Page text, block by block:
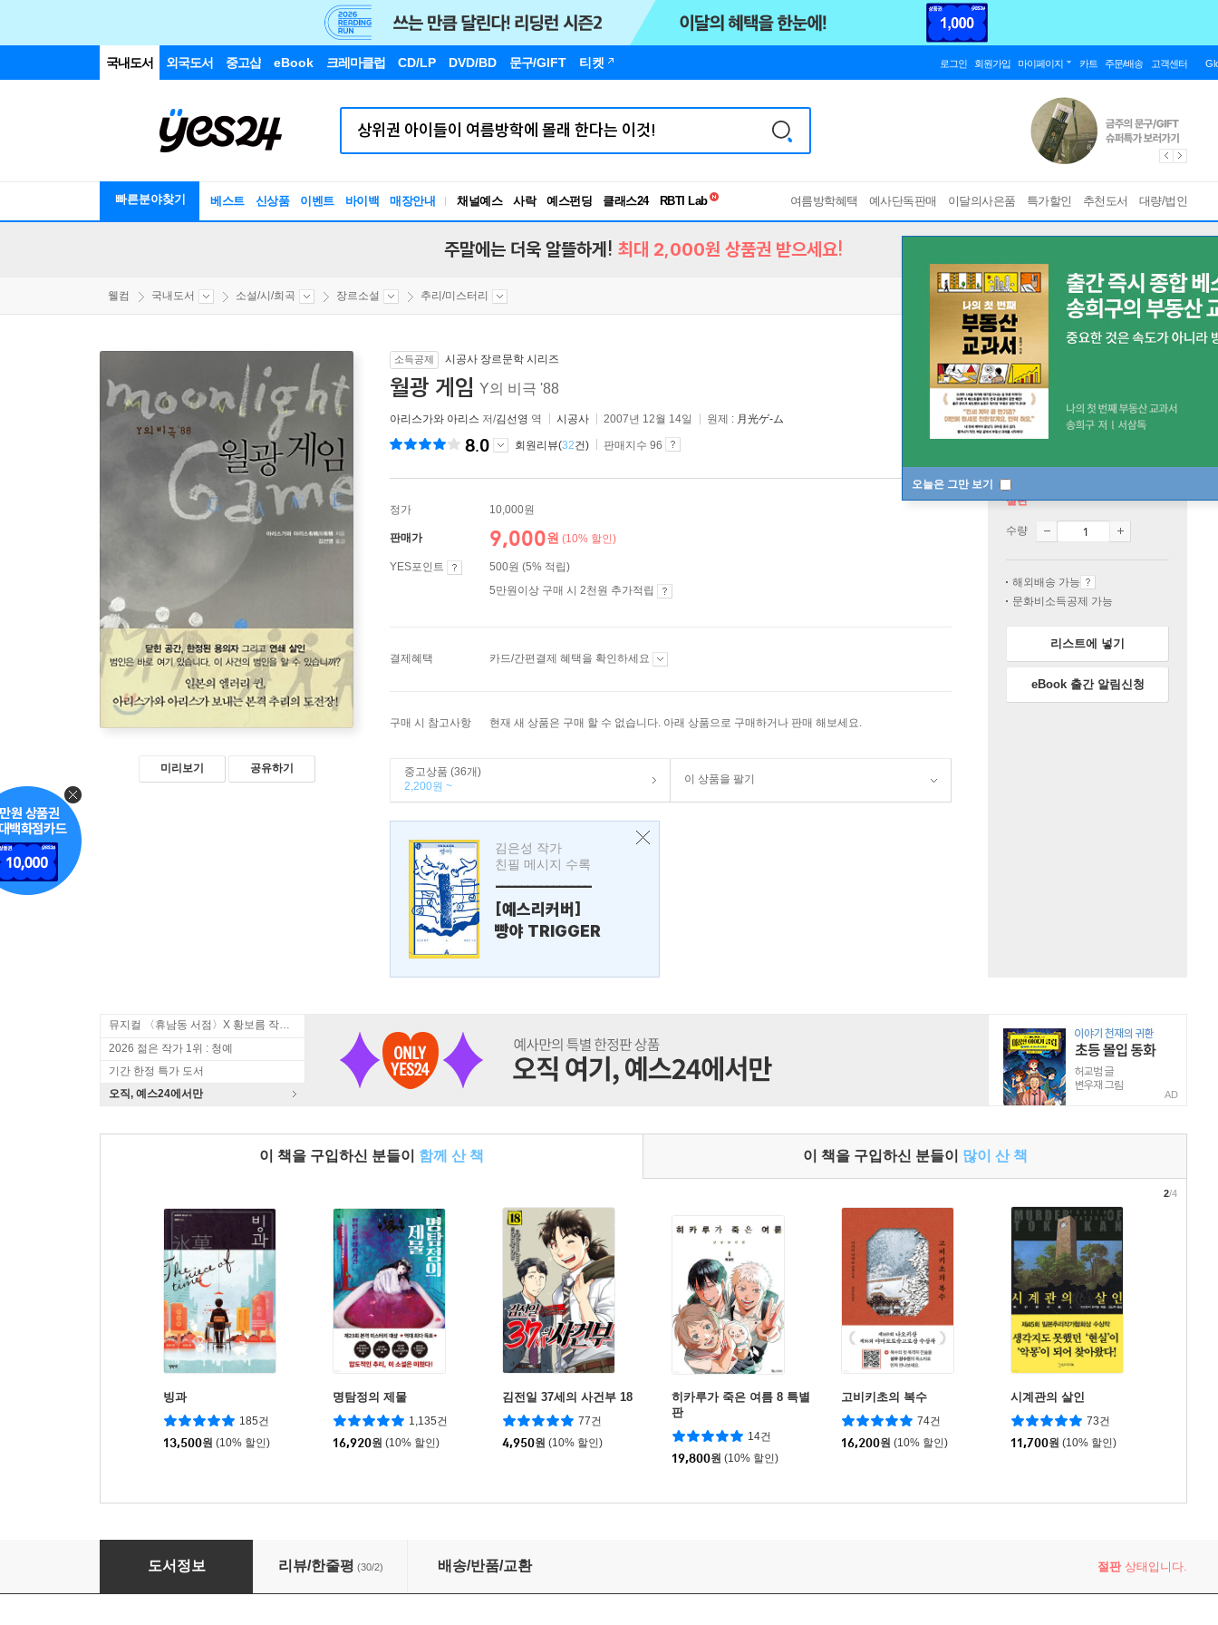
국내도서 외국도서 중고샵 eBook 크레마클럽 CD/LP DVD/BD 문구/GIFT 티켓 로그인 회원가입 마이페이지 카트 주문/배송 고객센터
빠른분야찾기 베스트 신상품 이벤트 바이백 매장안내 채널예스 사락 예스펀딩 클래스24
독서유형검사
여름방학혜택 예사단독판매 이달의사은품 특가할인 추천도서 대량/법인
오늘은 그만 보기
주말에는 더욱 알뜰하게! 최대 2,000원 상품권 받으세요!
웰컴 국내도서 소설/시/희곡 장르소설 추리/미스터리
미리보기 공유하기
소득공제 시공사 장르문학 시리즈
월광 게임 Y의 비극 '88
아리스가와 아리스 저/김선영 역 시공사 2007년 12월 14일 원제 : 月光ゲ-ム
8.0 회원리뷰(32건) 판매지수 96
정가 10,000원
판매가 9,000원 (10% 할인)
YES포인트
500원 (5% 적립)
5만원이상 구매 시 2천원 추가적립
결제혜택 카드/간편결제 혜택을 확인하세요
구매 시 참고사항 현재 새 상품은 구매 할 수 없습니다. 아래 상품으로 구매하거나 판매 해보세요.
중고상품 (36개)
2,200원 ~
이 상품을 팔기
김은성 작가
친필 메시지 수록
---------------
[예스리커버]
빵야 TRIGGER
절판
수량
해외배송 가능
문화비소득공제 가능
리스트에 넣기
eBook 출간 알림신청
뮤지컬 〈휴남동 서점〉X 황보름 작가 북토크
2026 젊은 작가 1위 : 청예
기간 한정 특가 도서
오직, 예스24에서만
AD
이 책을 구입하신 분들이 함께 산 책 이 책을 구입하신 분들이 많이 산 책
빙과
185건
13,500원 (10% 할인)
명탐정의 제물
1,135건
16,920원 (10% 할인)
김전일 37세의 사건부 18
77건
4,950원 (10% 할인)
히카루가 죽은 여름 8 특별
판
14건
19,800원 (10% 할인)
고비키초의 복수
74건
16,200원 (10% 할인)
시계관의 살인
73건
11,700원 (10% 할인)
2/4
월광 게임
도서정보 리뷰/한줄평 (30/2) 배송/반품/교환 절판상태입니다.